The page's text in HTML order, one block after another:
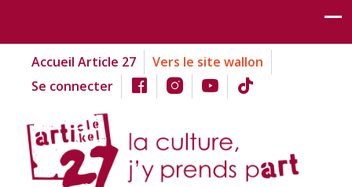
Accueil Article 27
Vers le site wallon
Se connecter